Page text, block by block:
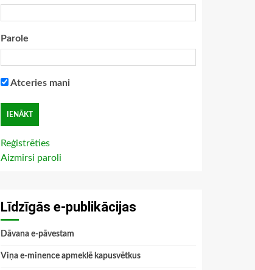
Parole
Atceries mani
Reģistrēties
Aizmirsi paroli
Līdzīgās e-publikācijas
Dāvana e-pāvestam
Viņa e-minence apmeklē kapusvētkus